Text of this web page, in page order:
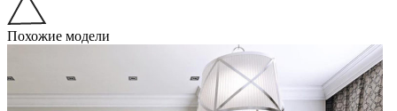
Похожие модели